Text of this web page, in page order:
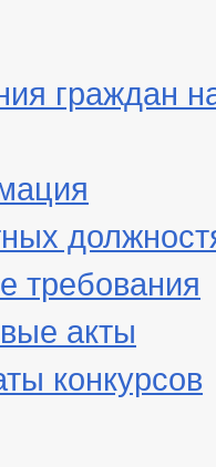
граждан
требования
акты
конкурсов